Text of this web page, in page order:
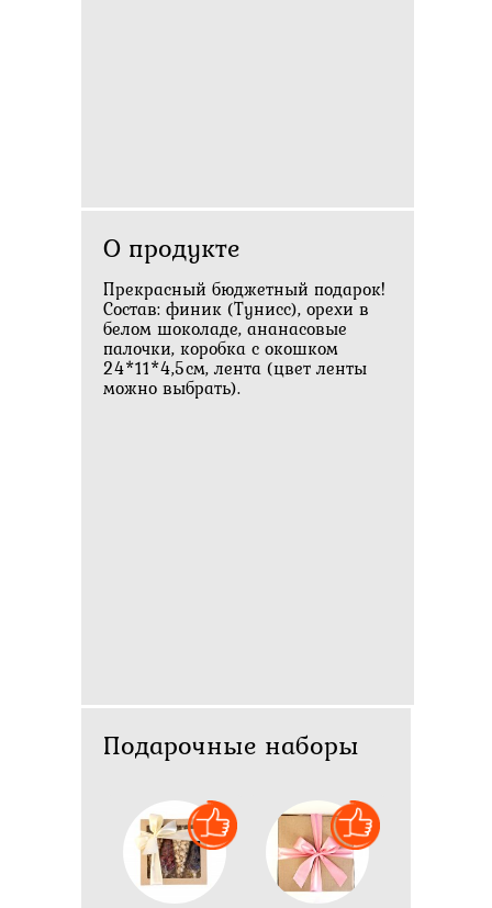
О продукте
Прекрасный бюджетный подарок!
Состав: финик (Тунисс), орехи в
белом шоколаде, ананасовые
палочки, коробка с окошком
24*11*4,5см, лента (цвет ленты
можно выбрать).
Подарочные наборы